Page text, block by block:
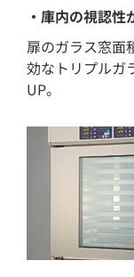
・庫内の視認
扉のガラス窓面
効なトリプルガ
UP。